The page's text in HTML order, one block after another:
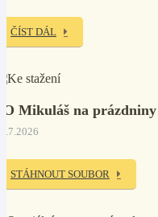
ČÍST DÁL
Mikuláš na prázdniny
STÁHNOUT SOUBOR